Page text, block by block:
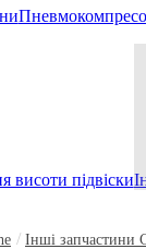
висоти підвіски
/ Інші запчастини